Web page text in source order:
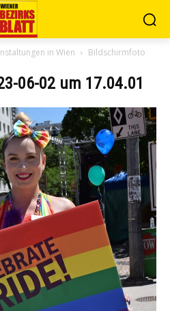
in Wien
Bildschirm­foto
06-02 um 17.04.01